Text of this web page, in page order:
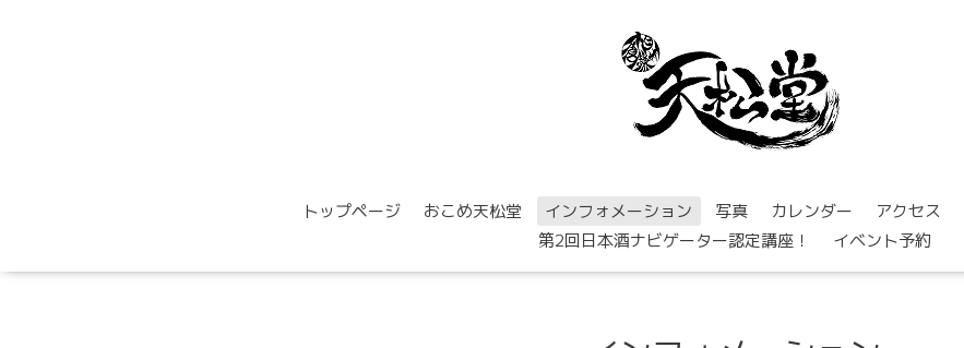
トップページ おこめ天松堂 インフォメーション 写真 カレンダー アクセス
第2回日本酒ナビゲーター認定講座！
イベント予約